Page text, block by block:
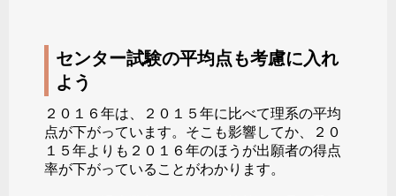
センター試験の平均点も考慮に入れ
よう
２０１６年は、２０１５年に比べて理系の平均
点が下がっています。そこも影響してか、２０
１５年よりも２０１６年のほうが出願者の得点
率が下がっていることがわかります。